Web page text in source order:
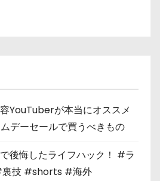
YouTuberが本当にオススメ
デーセールで買うべきもの
後悔したライフハック！ #ラ
裏技 #shorts #海外